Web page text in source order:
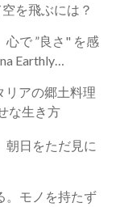
を飛ぶには？
で ”良さ" を感
Earthly
リアの郷土料理
な生き方
朝日をただ見に
。モノを持たず